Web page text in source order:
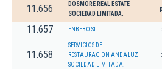
11.656
DOSMORE REAL ESTATE
SOCIEDAD LIMITADA.
11.657 ENBEBO SL
11.658
SERVICIOS DE
RESTAURACION ANDALUZ
SOCIEDAD LIMITADA.